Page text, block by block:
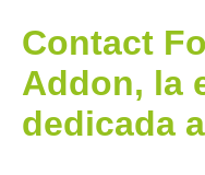
Contact
Addon, la
dedicada